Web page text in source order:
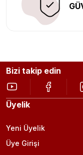
Bizi takip edin
Üyelik
Yeni Üyelik
Üye Girişi